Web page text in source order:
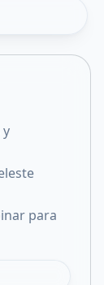
para